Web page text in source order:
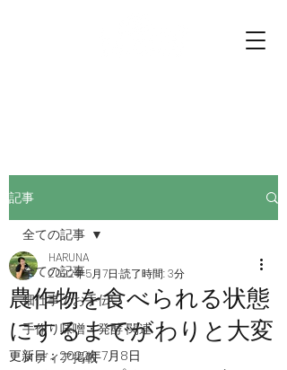
記事
全ての記事
畑仕事のお手伝い
手作り味噌・発酵 関連
メディア掲載
全ての記事
農作物を食べられる状態
にするまでがわりと大変
HARUNA
2022年5月7日 読了時間: 3分
更新日：2022年7月8日